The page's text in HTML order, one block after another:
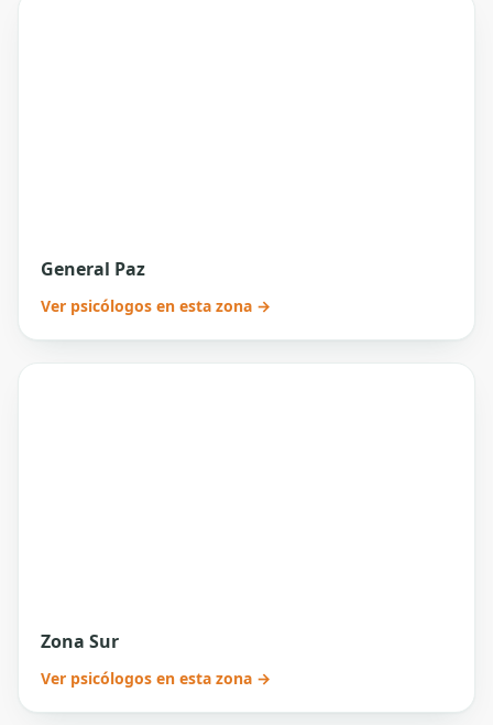
General Paz
Ver psicólogos en esta zona →
Zona Sur
Ver psicólogos en esta zona →